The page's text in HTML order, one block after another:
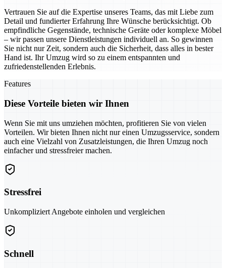
Vertrauen Sie auf die Expertise unseres Teams, das mit Liebe zum
Detail und fundierter Erfahrung Ihre Wünsche berücksichtigt. Ob
empfindliche Gegenstände, technische Geräte oder komplexe Möbel
– wir passen unsere Dienstleistungen individuell an. So gewinnen
Sie nicht nur Zeit, sondern auch die Sicherheit, dass alles in bester
Hand ist. Ihr Umzug wird so zu einem entspannten und
zufriedenstellenden Erlebnis.
Features
Diese Vorteile bieten wir Ihnen
Wenn Sie mit uns umziehen möchten, profitieren Sie von vielen
Vorteilen. Wir bieten Ihnen nicht nur einen Umzugsservice, sondern
auch eine Vielzahl von Zusatzleistungen, die Ihren Umzug noch
einfacher und stressfreier machen.
Stressfrei
Unkompliziert Angebote einholen und vergleichen
Schnell